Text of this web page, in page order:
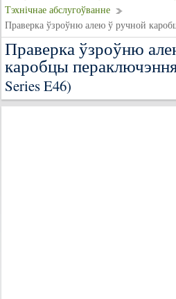
Тэхнічнае абслугоўванне
Праверка ўзроўню алею ў ручной
Праверка ўзроўню
каробцы
Series E46)